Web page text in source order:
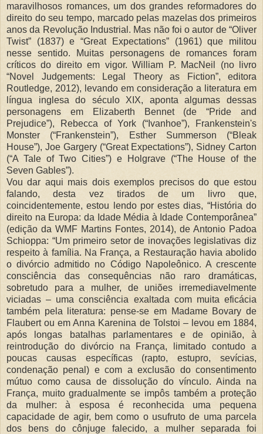
maravilhosos romances, um dos grandes reformadores do
direito do seu tempo, marcado pelas mazelas dos primeiros
anos da Revolução Industrial. Mas não foi o autor de “Oliver
Twist” (1837) e “Great Expectations” (1961) que militou
nesse sentido. Muitas personagens de romances foram
críticos do direito em vigor. William P. MacNeil (no livro
“Novel Judgements: Legal Theory as Fiction”, editora
Routledge, 2012), levando em consideração a literatura em
língua inglesa do século XIX, aponta algumas dessas
personagens em Elizaberth Bennet (de “Pride and
Prejudice”), Rebecca of York (“Ivanhoe”), Frankenstein's
Monster (“Frankenstein”), Esther Summerson (“Bleak
House”), Joe Gargery (“Great Expectations”), Sidney Carton
(“A Tale of Two Cities”) e Holgrave (“The House of the
Seven Gables”).
Vou dar aqui mais dois exemplos precisos do que estou
falando, desta vez tirados de um livro que,
coincidentemente, estou lendo por estes dias, “História do
direito na Europa: da Idade Média à Idade Contemporânea”
(edição da WMF Martins Fontes, 2014), de Antonio Padoa
Schioppa: “Um primeiro setor de inovações legislativas diz
respeito à família. Na França, a Restauração havia abolido
o divórcio admitido no Código Napoleônico. A crescente
consciência das consequências não raro dramáticas,
sobretudo para a mulher, de uniões irremediavelmente
viciadas – uma consciência exaltada com muita eficácia
também pela literatura: pense-se em Madame Bovary de
Flaubert ou em Anna Karenina de Tolstoi – levou em 1884,
após longas batalhas parlamentares e de opinião, à
reintrodução do divórcio na França, limitado contudo a
poucas causas específicas (rapto, estupro, sevícias,
condenação penal) e com a exclusão do consentimento
mútuo como causa de dissolução do vínculo. Ainda na
França, muito gradualmente se impôs também a proteção
da mulher: à esposa é reconhecida uma pequena
capacidade de agir, bem como o usufruto de uma parcela
dos bens do cônjuge falecido, a mulher separada foi